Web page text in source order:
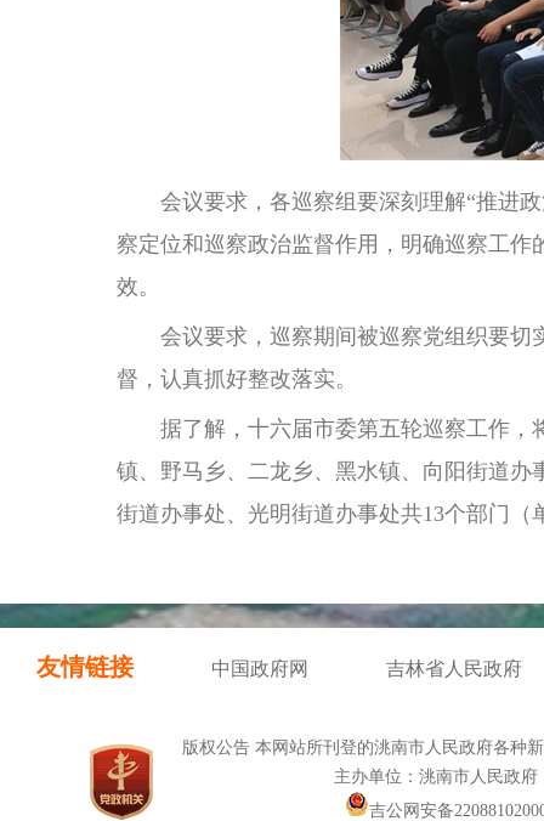
会议要求，各巡察组要深刻理解“推进政
察定位和巡察政治监督作用，明确巡察工
效。
会议要求，巡察期间被巡察党组织要切
督，认真抓好整改落实。
据了解，十六届市委第五轮巡察工作，
镇、野马乡、二龙乡、黑水镇、向阳街道
街道办事处、光明街道办事处共13个部门（
友情链接 中国政府网 吉林省人民政府
版权公告 本网站所刊登的洮南市人民政府各种
主办单位：洮南市人民政
吉公网安备